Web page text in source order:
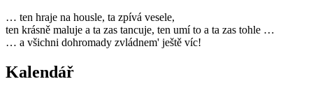
… ten hraje na housle, ta zpívá vesele,
ten krásně maluje a ta zas tancuje, ten umí to a ta zas tohle …
… a všichni dohromady zvládnem' ještě víc!
Kalendář